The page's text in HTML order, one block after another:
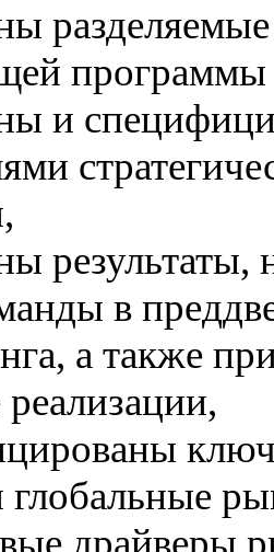
программы
и
результаты,
в
а также
драйверы